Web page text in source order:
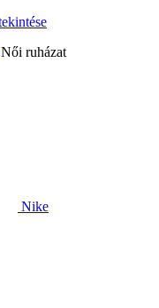
Női ruházat
Nike